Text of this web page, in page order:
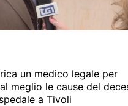
un medico legale per
meglio le cause del
a Tivoli